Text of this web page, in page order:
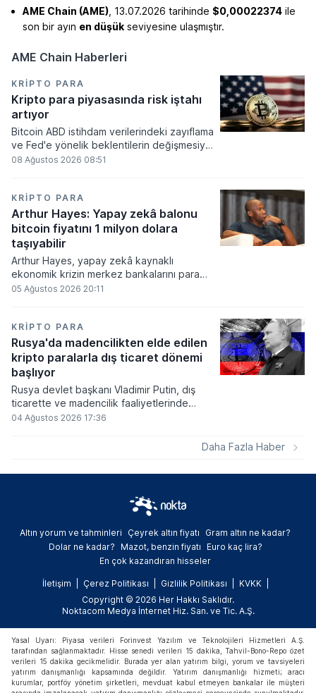
AME Chain (AME) , 13.07.2026 tarihinde $0,00022374 ile
son bir ayın en düşük seviyesine ulaşmıştır.
AME Chain Haberleri
KRIPTO PARA
Kripto para piyasasında risk iştahı
artıyor
Bitcoin ABD istihdam verilerindeki zayıflama
ve Fed'e yönelik beklentilerin değişmesiyle
haftayı yükselişle kapattı. Kripto para
açıklanacak enflasyon rakamlarına ve
küresel gelişmelere çevrildi.
08 Ağustos 2026 08:51
KRIPTO PARA
Arthur Hayes: Yapay zekâ balonu
bitcoin fiyatını 1 milyon dolara
taşıyabilir
Arthur Hayes, yapay zekâ kaynaklı
ekonomik krizin merkez bankalarını para
basmaya zorlayacağını ve bu durumun
kayıplarının tetikleyeceği kredi krizinin
küresel likidite artışına yol açacağını belirtti
ve bitcoinin bu süreçte en hızlı tepki veren
varlık olacağı vurguladı.
05 Ağustos 2026 20:11
KRIPTO PARA
Rusya'da madencilikten elde edilen
kripto paralarla dış ticaret dönemi
başlıyor
Rusya devlet başkanı Vladimir Putin, dış
ticarette ve madencilik faaliyetlerinde
kripto varlıkların kullanımına onay veren
04 Ağustos 2026 17:36
Daha Fazla Haber
Altın yorum ve tahminleri Çeyrek altın fiyatı
Gram altın ne kadar?
Dolar ne kadar?
Mazot, benzin fiyatı
Euro kaç lira?
En çok kazandıran hisseler
İletişim Çerez Politikası Gizlilik Politikası
KVKK
Copyright © 2026 Her Hakkı Saklıdır.
Noktacom Medya İnternet Hiz. San. ve Tic. A.Ş.
Yasal Uyarı: Piyasa verileri Forinvest Yazılım ve Teknolojileri Hizmetleri A.Ş.
tarafından sağlanmaktadır. Hisse senedi verileri 15 dakika, Tahvil-Bono-Repo özet
verileri 15 dakika gecikmelidir. Burada yer alan yatırım bilgi, yorum ve tavsiyeleri
yatırım danışmanlığı kapsamında değildir. Yatırım danışmanlığı hizmeti; aracı
kurumlar, portföy yönetim şirketleri, mevduat kabul etmeyen bankalar ile müşteri